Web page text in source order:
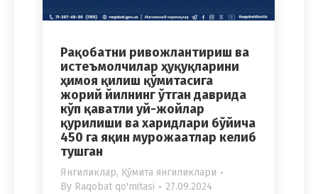
Рақобатни ривожлантириш ва
истеъмолчилар ҳуқуқларини
ҳимоя қилиш қўмитасига
жорий йилнинг ўтган даврида
кўп қаватли уй-жойлар
қурилиши ва харидлари бўйича
450 га яқин мурожаатлар келиб
тушган
Янгиликлар, Қўмита янгиликлари
By Raqobat qo'mitasi 27.09.2024